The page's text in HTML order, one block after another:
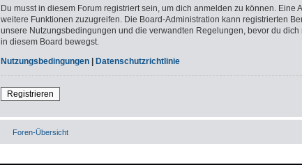
Du musst in diesem Forum registriert sein, um dich anmelden zu können.
weitere Funktionen zuzugreifen. Die Board-Administration kann registrierten
unsere Nutzungsbedingungen und die verwandten Regelungen, bevor du
in diesem Board bewegst.
Nutzungsbedingungen | Datenschutzrichtlinie
Registrieren
Foren-Übersicht